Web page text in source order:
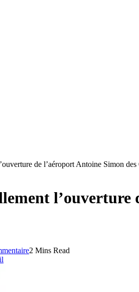
de l’aéroport Antoine Simon
l’ouverture
2 Mins Read